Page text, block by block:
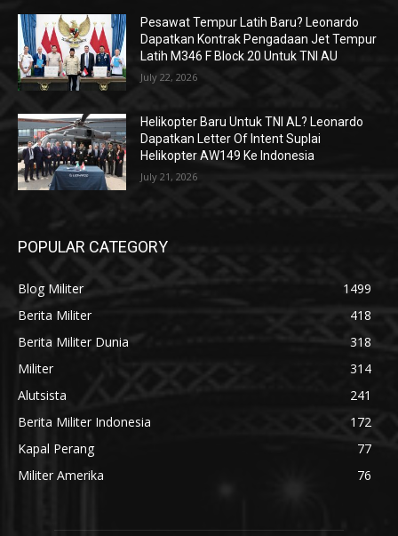
Pesawat Tempur Latih Baru? Leonardo
Dapatkan Kontrak Pengadaan Jet Tempur
Latih M346 F Block 20 Untuk TNI AU
July 22, 2026
Helikopter Baru Untuk TNI AL? Leonardo
Dapatkan Letter Of Intent Suplai
Helikopter AW149 Ke Indonesia
July 21, 2026
POPULAR CATEGORY
Blog Militer
1499
Berita Militer
418
Berita Militer Dunia
318
Militer
314
Alutsista
241
Berita Militer Indonesia
172
Kapal Perang
77
Militer Amerika
76